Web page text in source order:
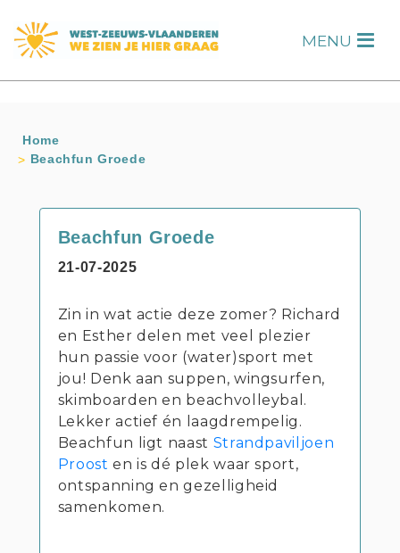
MENU H
Home
Beachfun Groede
Beachfun Groede
21-07-2025
Zin in wat actie deze zomer? Richard
en Esther delen met veel plezier
hun passie voor (water)sport met
jou! Denk aan suppen, wingsurfen,
skimboarden en beachvolleybal.
Lekker actief én laagdrempelig.
Beachfun ligt naast Strandpaviljoen
Proost en is dé plek waar sport,
ontspanning en gezelligheid
samenkomen.